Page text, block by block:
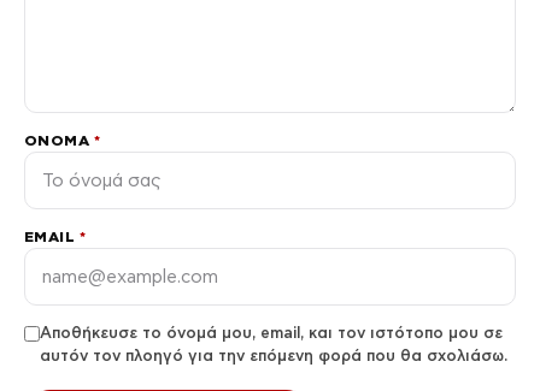
ΌΝΟΜΑ *
EMAIL *
Αποθήκευσε το όνομά μου, email, και τον ιστότοπο μου σε
αυτόν τον πλοηγό για την επόμενη φορά που θα σχολιάσω.